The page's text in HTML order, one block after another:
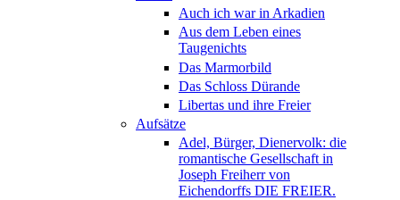
Auch ich war in Arkadien
Aus dem Leben eines
Taugenichts
Das Marmorbild
Das Schloss Dürande
Libertas und ihre Freier
Aufsätze
Adel, Bürger, Dienervolk: die
romantische Gesellschaft in
Joseph Freiherr von
Eichendorffs DIE FREIER.